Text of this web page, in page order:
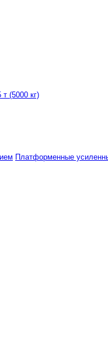
(5000 кг)
Платформенные